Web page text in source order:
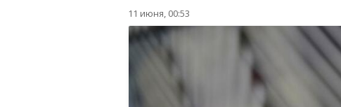
11 июня, 00:53